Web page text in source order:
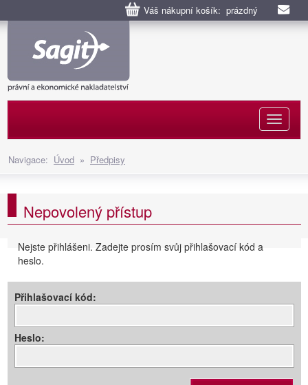
Váš nákupní košík: prázdný
Navigace: Úvod » Předpisy
Nepovolený přístup
Nejste přihlášeni. Zadejte prosím svůj přihlašovací kód a
heslo.
Přihlašovací kód:
Heslo: